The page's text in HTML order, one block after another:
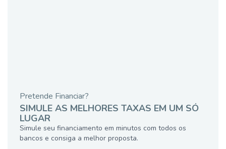
Pretende Financiar?
SIMULE AS MELHORES TAXAS EM UM SÓ
LUGAR
Simule seu financiamento em minutos com todos os
bancos e consiga a melhor proposta.